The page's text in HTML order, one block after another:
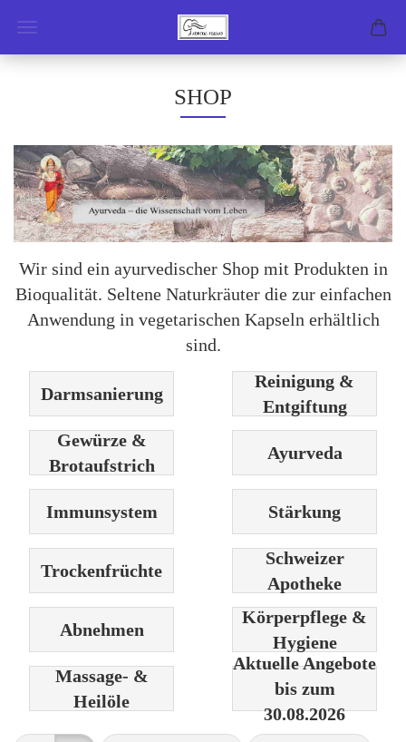
SHOP
Wir sind ein ayurvedischer Shop mit Produkten in
Bioqualität. Seltene Naturkräuter die zur einfachen
Anwendung in vegetarischen Kapseln erhältlich
sind.
Darmsanierung
Reinigung &
Entgiftung
Gewürze &
Brotaufstrich
Ayurveda
Immunsystem Stärkung
Trockenfrüchte
Schweizer
Apotheke
Abnehmen
Körperpflege &
Hygiene
Massage- &
Heilöle
Aktuelle Angebote
bis zum
30.08.2026